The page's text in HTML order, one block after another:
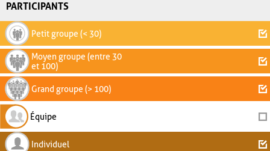
PARTICIPANTS
Petit groupe (< 30)
Moyen groupe (entre 30
et 100)
Grand groupe (> 100)
Équipe
Individuel